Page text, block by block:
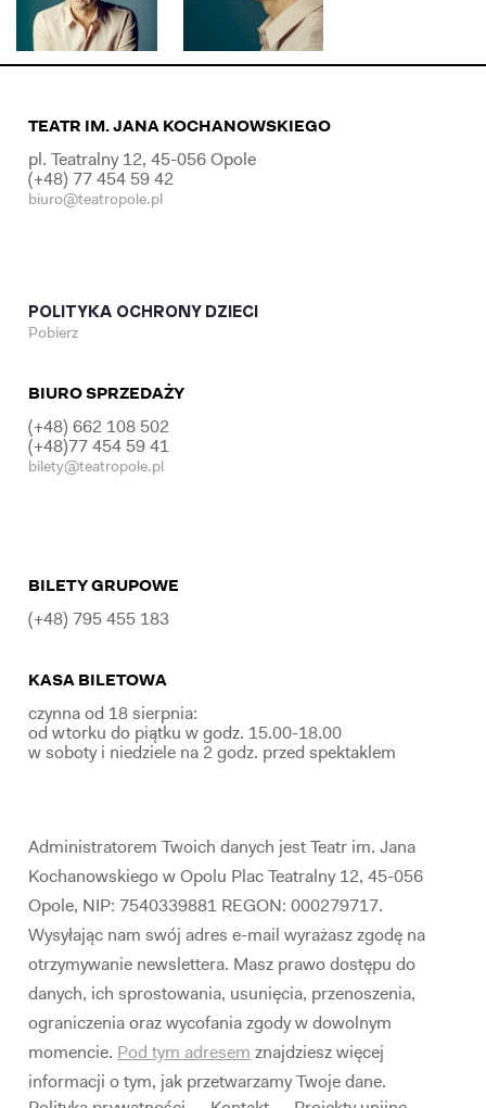
TEATR IM. JANA KOCHANOWSKIEGO
pl. Teatralny 12, 45-056 Opole
(+48) 77 454 59 42
biuro@teatropole.pl
POLITYKA OCHRONY DZIECI
Pobierz
BIURO SPRZEDAŻY
(+48) 662 108 502
(+48)77 454 59 41
bilety@teatropole.pl
BILETY GRUPOWE
(+48) 795 455 183
KASA BILETOWA
czynna od 18 sierpnia:
od wtorku do piątku w godz. 15.00-18.00
w soboty i niedziele na 2 godz. przed spektaklem
Administratorem Twoich danych jest Teatr im. Jana
Kochanowskiego w Opolu Plac Teatralny 12, 45-056
Opole, NIP: 7540339881 REGON: 000279717.
Wysyłając nam swój adres e-mail wyrażasz zgodę na
otrzymywanie newslettera. Masz prawo dostępu do
danych, ich sprostowania, usunięcia, przenoszenia,
ograniczenia oraz wycofania zgody w dowolnym
momencie. Pod tym adresem znajdziesz więcej
informacji o tym, jak przetwarzamy Twoje dane.